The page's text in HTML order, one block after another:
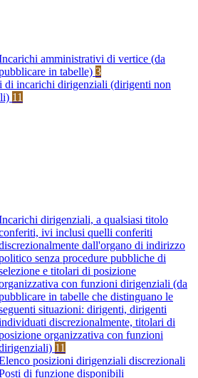
amministrativi di vertice (da
in tabelle) 3
di incarichi dirigenziali (dirigenti non
11
dirigenziali, a qualsiasi titolo
ivi inclusi quelli conferiti
dall'organo di indirizzo
senza procedure pubbliche di
e titolari di posizione
con funzioni dirigenziali (da
in tabelle che distinguano le
situazioni: dirigenti, dirigenti
discrezionalmente, titolari di
organizzativa con funzioni
11
posizioni dirigenziali discrezionali
di funzione disponibili